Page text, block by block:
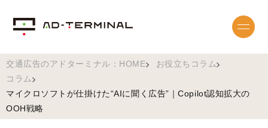
交通広告のアドターミナル：HOME
お役立ちコラム
コラム
マイクロソフトが仕掛けた“AIに聞く広告”｜Copilot認知拡大の
OOH戦略